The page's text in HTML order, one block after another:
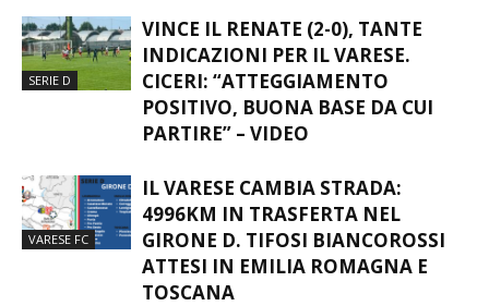
SERIE D
VINCE IL RENATE (2-0), TANTE
INDICAZIONI PER IL VARESE.
CICERI: “ATTEGGIAMENTO
POSITIVO, BUONA BASE DA CUI
PARTIRE” – VIDEO
VARESE FC
IL VARESE CAMBIA STRADA:
4996KM IN TRASFERTA NEL
GIRONE D. TIFOSI BIANCOROSSI
ATTESI IN EMILIA ROMAGNA E
TOSCANA